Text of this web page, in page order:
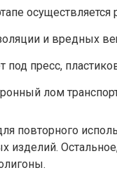
осуществляется
и вредных
под пресс,
лом
повторного
изделий.